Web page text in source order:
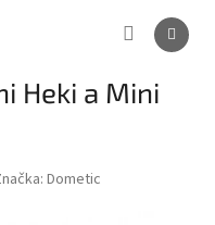
Heki a Mini
Dometic